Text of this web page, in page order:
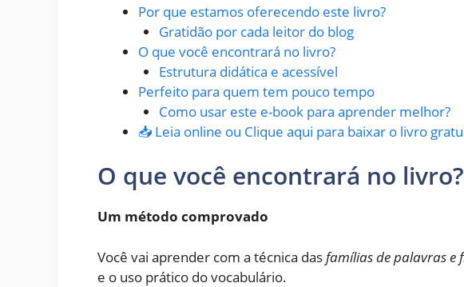
Por que estamos oferecendo este livro?
Gratidão por cada leitor do blog
O que você encontrará no livro?
Estrutura didática e acessível
Perfeito para quem tem pouco tempo
Como usar este e-book para aprender melhor?
📥 Leia online ou Clique aqui para baixar o livro
O que você encontrará no livro?
Um método comprovado
Você vai aprender com a técnica dasfamílias de palavras e
e o uso prático do vocabulário.